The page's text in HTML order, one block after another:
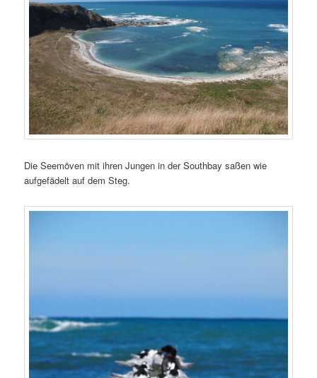
Die Seemöven mit ihren Jungen in der Southbay saßen wie
aufgefädelt auf dem Steg.